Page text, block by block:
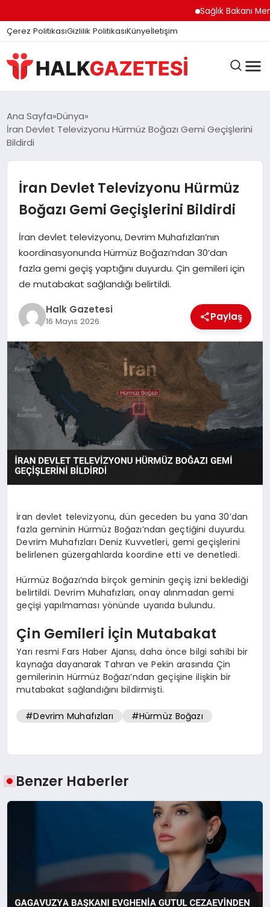
Sağlık Bakanı
Çerez PolitikasıGizlilik PolitikasıKünyeİletişim
DÜNYA
EĞITIM
EKONOMI
GÜNDEM
SIYASET
SPOR
TEKNOLOJI
YAŞAM
Ana Sayfa Dünya
İran Devlet Televizyonu Hürmüz Boğazı Gemi Geçişlerini
Bildirdi
İran Devlet Televizyonu Hürmüz
Boğazı Gemi Geçişlerini Bildirdi
İran devlet televizyonu, Devrim Muhafızları’nın
koordinasyonunda Hürmüz Boğazı’ndan 30’dan
fazla gemi geçiş yaptığını duyurdu. Çin gemileri için
de mutabakat sağlandığı belirtildi.
Halk Gazetesi
16 Mayıs 2026 Paylaş
İran devlet televizyonu, dün geceden bu yana 30’dan
fazla geminin Hürmüz Boğazı’ndan geçtiğini duyurdu.
Devrim Muhafızları Deniz Kuvvetleri, gemi geçişlerini
belirlenen güzergahlarda koordine etti ve denetledi.
Hürmüz Boğazı’nda birçok geminin geçiş izni beklediği
belirtildi. Devrim Muhafızları, onay alınmadan gemi
geçişi yapılmaması yönünde uyarıda bulundu.
Çin Gemileri İçin Mutabakat
Yarı resmi Fars Haber Ajansı, daha önce bilgi sahibi bir
kaynağa dayanarak Tahran ve Pekin arasında Çin
gemilerinin Hürmüz Boğazı’ndan geçişine ilişkin bir
mutabakat sağlandığını bildirmişti.
#Devrim Muhafızları #Hürmüz Boğazı
Benzer Haberler